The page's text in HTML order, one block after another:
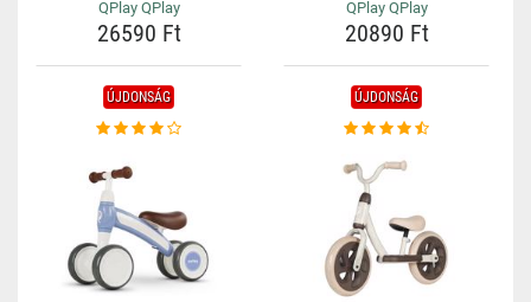
QPlay QPlay
26590 Ft
QPlay QPlay
20890 Ft
ÚJDONSÁG ÚJDONSÁG